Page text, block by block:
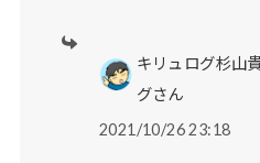
キリュログ杉山
グさん
2021/10/26 23:18